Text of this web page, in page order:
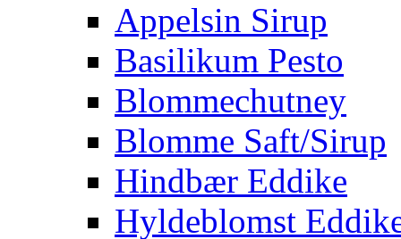
Appelsin Sirup
Basilikum Pesto
Blommechutney
Blomme Saft/Sirup
Hindbær Eddike
Hyldeblomst